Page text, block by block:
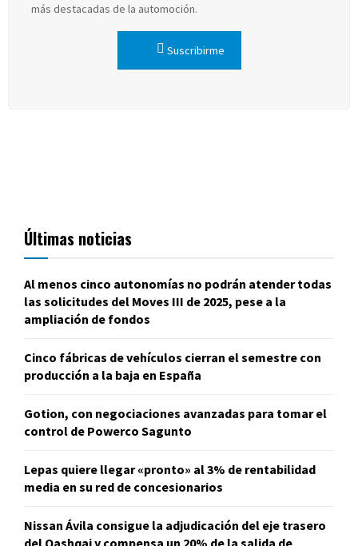
más destacadas de la automoción.
Suscribirme
Últimas noticias
Al menos cinco autonomías no podrán atender todas
las solicitudes del Moves III de 2025, pese a la
ampliación de fondos
Cinco fábricas de vehículos cierran el semestre con
producción a la baja en España
Gotion, con negociaciones avanzadas para tomar el
control de Powerco Sagunto
Lepas quiere llegar «pronto» al 3% de rentabilidad
media en su red de concesionarios
Nissan Ávila consigue la adjudicación del eje trasero